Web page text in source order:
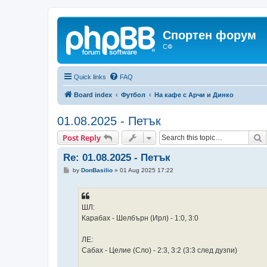
Спортен форум
СФ
Quick links FAQ
Board index Футбол На кафе с Арчи и Динко
01.08.2025 - Петък
Post Reply
Re: 01.08.2025 - Петък
Pby DonBasilio» 01 Aug 2025 17:22
ШЛ:
Карабах - Шелбърн (Ирл) - 1:0, 3:0
ЛЕ:
Сабах - Целие (Сло) - 2:3, 3:2 (3:3 след дузпи)